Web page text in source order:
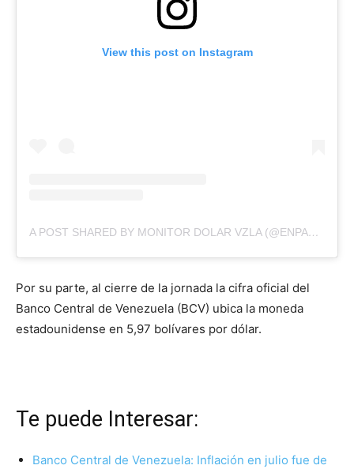
View this post on Instagram
A POST SHARED BY MONITOR DOLAR VZLA (@ENPARALELOVZLA)
Por su parte, al cierre de la jornada la cifra oficial del
Banco Central de Venezuela (BCV) ubica la moneda
estadounidense en 5,97 bolívares por dólar.
Te puede Interesar:
Banco Central de Venezuela: Inflación en julio fue de